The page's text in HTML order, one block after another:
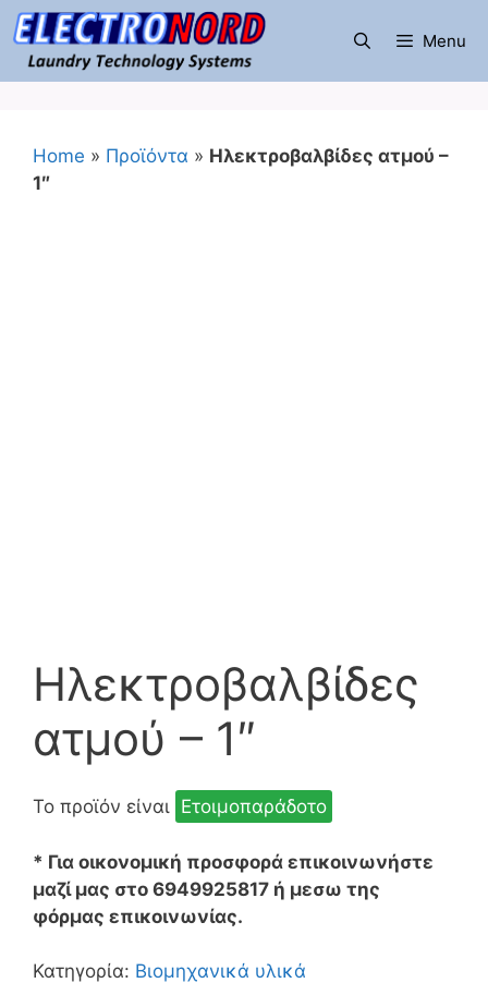
Μετάβαση
σε
περιεχόμενο
Menu
Home » Προϊόντα » Ηλεκτροβαλβίδες ατμού –
1″
Ηλεκτροβαλβίδες
ατμού – 1″
Το προϊόν είναι Ετοιμοπαράδοτο
* Για οικονομική προσφορά επικοινωνήστε
μαζί μας στο 6949925817 ή μεσω της
φόρμας επικοινωνίας.
Κατηγορία: Βιομηχανικά υλικά